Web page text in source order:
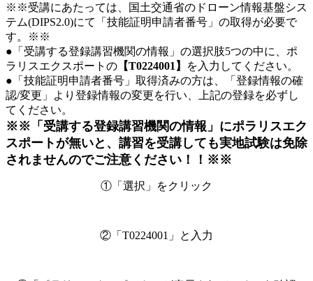
※※受講にあたっては、国土交通省のドローン情報基盤シス
テム(DIPS2.0)にて「技能証明申請者番号」の取得が必要で
す。※※
●「受講する登録講習機関の情報」の選択肢5つの中に、ポ
ラリスエクスポートの 【T0224001】
を入力してください。
●「技能証明申請者番号」取得済みの方は、「登録情報の確
認/変更」より登録情報の変更を行い、上記の登録を必ずし
てください。
※※「受講する登録講習機関の情報」にポラリスエク
スポートが無いと、講習を受講しても実地試験は免除
されませんのでご注意ください！！※※
①「選択」をクリック
②「T0224001」と入力